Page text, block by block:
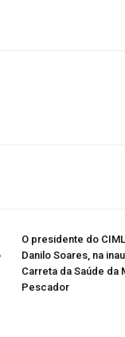
O presidente do
Danilo Soares, na
Carreta da Saúde da
Pescador